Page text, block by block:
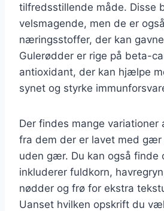
tilfredsstillende måde. Disse
velsmagende, men de er
næringsstoffer, der kan
Gulerødder er rige på beta-
antioxidant, der kan hjælpe
synet og styrke
Der findes mange variationer
fra dem der er lavet med
uden gær. Du kan også finde
inkluderer fuldkorn,
nødder og frø for ekstra
Uanset hvilken opskrift du